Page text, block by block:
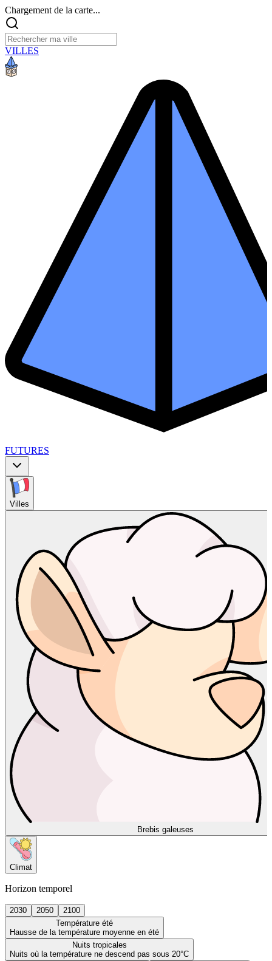
Chargement de la carte...
VILLES
FUTURES
Villes
Brebis galeuses
Climat
Horizon temporel
2030 2050
2100
Température été
Hausse de la température moyenne en été
Nuits tropicales
Nuits où la température ne descend pas sous 20°C